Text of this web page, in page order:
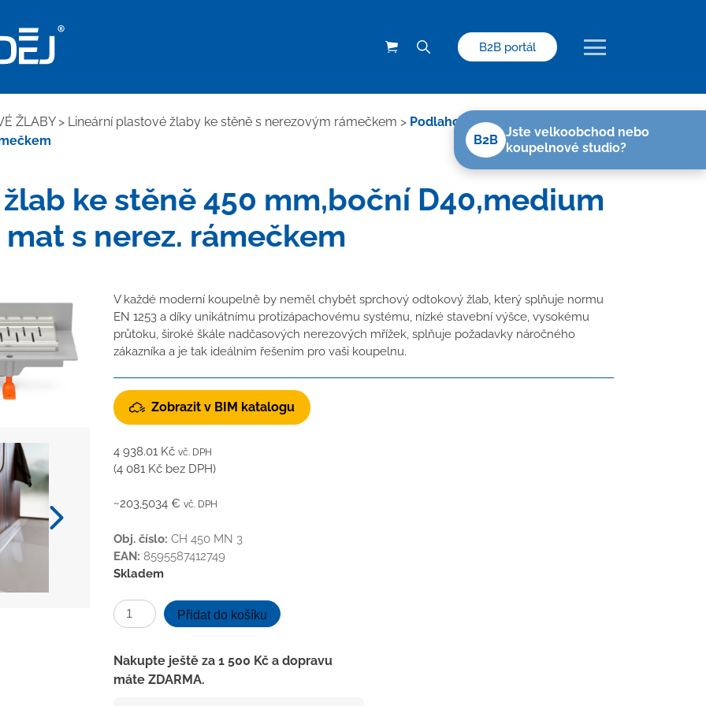
B2B portál
ŽLABY> Lineární plastové žlaby ke stěně s nerezovým rámečkem > Podlahový linear. žlab ke stěně
ke stěně 450 mm,boční D40,medium
mat s nerez. rámečkem
V každé moderní koupelně by neměl chybět sprchový odtokový žlab, který splňuje normu
EN 1253 a díky unikátnímu protizápachovému systému, nízké stavební výšce, vysokému
průtoku, široké škále nadčasových nerezových mřížek, splňuje požadavky náročného
zákazníka a je tak ideálním řešením pro vaši koupelnu.
Zobrazit v BIM katalogu
4 938.01 Kč vč. DPH
(4 081 Kč bez DPH)
~203,5034 € vč. DPH
Obj. číslo: CH 450 MN 3
EAN: 8595587412749
Skladem
Podlahový
linear.
ke
stěně
Přidat do košíku
Nakupte ještě za 1 500 Kč a dopravu
máte ZDARMA.
B2B
Jste velkoobchod nebo
koupelnové studio?